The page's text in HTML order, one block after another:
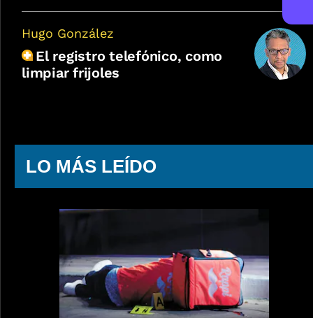
Hugo González
El registro telefónico, como
limpiar frijoles
LO MÁS LEÍDO